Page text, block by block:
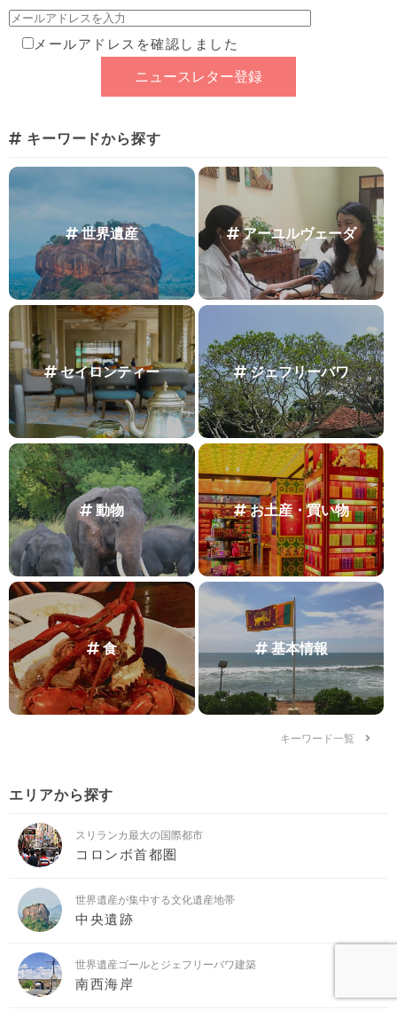
メールアドレスを確認しました
キーワードから探す
世界遺産 アーユルヴェーダ
セイロンティー ジェフリーバワ
動物 お土産・買い物
食 基本情報
キーワード一覧
エリアから探す
スリランカ最大の国際都市
コロンボ首都圏
世界遺産が集中する文化遺産地帯
中央遺跡
世界遺産ゴールとジェフリーバワ建築
南西海岸